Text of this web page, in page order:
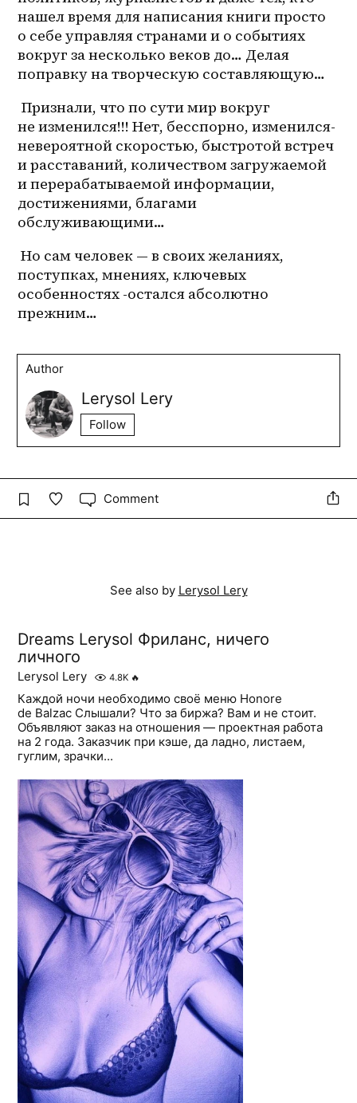
нашел время для написания книги просто
о себе управляя странами и о событиях
вокруг за несколько веков до… Делая
поправку на творческую составляющую…
не изменился!!! Нет, бесспорно, изменился-
невероятной скоростью, быстротой встреч
и расставаний, количеством загружаемой
и перерабатываемой информации,
достижениями, благами
обслуживающими…
Но сам человек — в своих желаниях,
поступках, мнениях, ключевых
особенностях -остался абсолютно
прежним…
Author
Lerysol Lery
Follow
Comment
See also by Lerysol Lery
Dreams Lerysol Фриланс, ничего
личного
Lerysol Lery 4.8K 🔥
Каждой ночи необходимо своё меню Honore
de Balzac Слышали? Что за биржа? Вам и не стоит.
Объявляют заказ на отношения — проектная работа
на 2 года. Заказчик при кэше, да ладно, листаем,
гуглим, зрачки...